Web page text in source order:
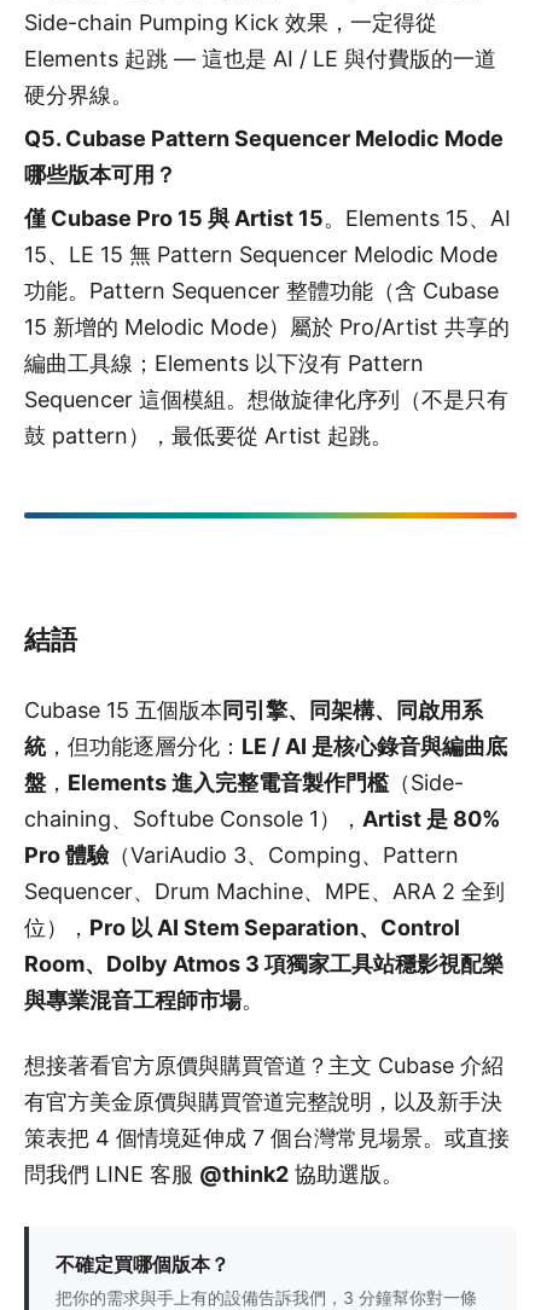
Side-chain Pumping Kick 效果，一定得從
Elements 起跳 — 這也是 AI / LE 與付費版的一道
硬分界線。
Q5. Cubase Pattern Sequencer Melodic Mode
哪些版本可用？
僅 Cubase Pro 15 與 Artist 15。Elements 15、AI
15、LE 15 無 Pattern Sequencer Melodic Mode
功能。Pattern Sequencer 整體功能（含 Cubase
15 新增的 Melodic Mode）屬於 Pro/Artist 共享的
編曲工具線；Elements 以下沒有 Pattern
Sequencer 這個模組。想做旋律化序列（不是只有
鼓 pattern），最低要從 Artist 起跳。
結語
Cubase 15 五個版本同引擎、同架構、同啟用系
統，但功能逐層分化： LE / AI 是核心錄音與編曲底
盤 ， Elements 進入完整電音製作門檻 （Side-
chaining、Softube Console 1）， Artist 是 80%
Pro 體驗（VariAudio 3、Comping、Pattern
Sequencer、Drum Machine、MPE、ARA 2 全到
位）， Pro 以 AI Stem Separation、Control
Room、Dolby Atmos 3 項獨家工具站穩影視配樂
與專業混音工程師市場。
想接著看官方原價與購買管道？主文 Cubase 介紹
有官方美金原價與購買管道完整說明，以及新手決
策表把 4 個情境延伸成 7 個台灣常見場景。或直接
問我們 LINE 客服 @think2 協助選版。
不確定買哪個版本？
把你的需求與手上有的設備告訴我們，3 分鐘幫你對一條